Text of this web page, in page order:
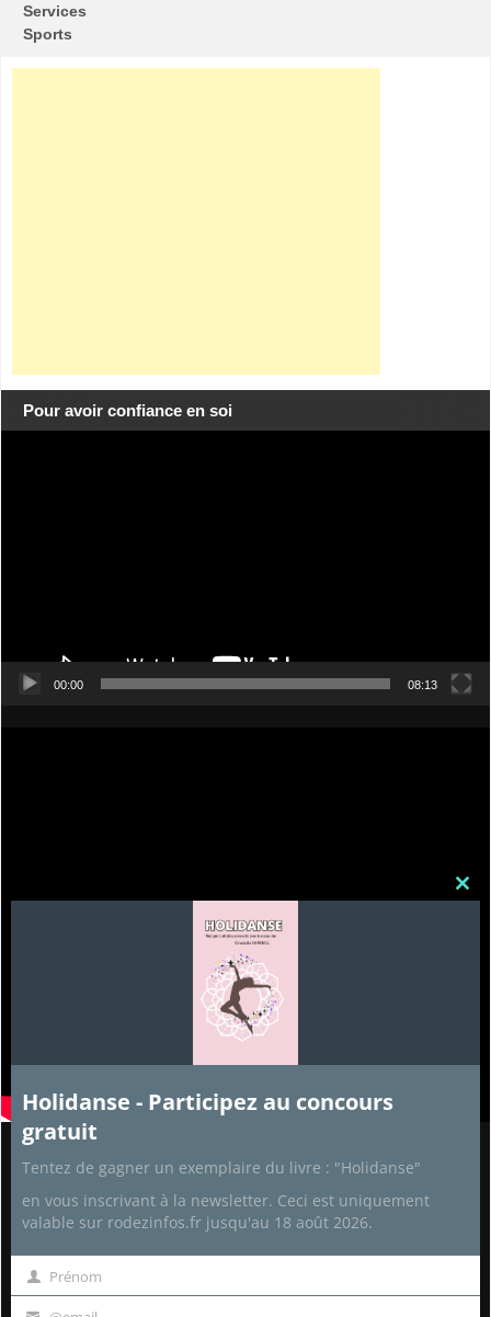
Services
Sports
Pour avoir confiance en soi
00:00 08:13
Partenaires
Recettes de cuisine
Holidanse - Participez au concours
gratuit
Tentez de gagner un exemplaire du livre : "Holidanse"
en vous inscrivant à la newsletter. Ceci est uniquement
valable sur rodezinfos.fr jusqu'au 18 août 2026.
PrénomPrénom